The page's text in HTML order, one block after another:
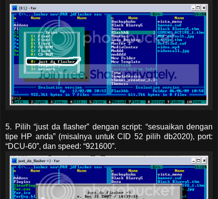
5. Pilih “just da flasher” dengan script: “sesuaikan dengan
tipe HP anda” (misalnya untuk CID 52 pilih db2020), port:
“DCU-60”, dan speed: “921600”.